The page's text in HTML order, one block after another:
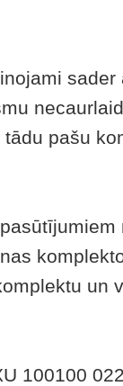
sader
pašu
un
100100